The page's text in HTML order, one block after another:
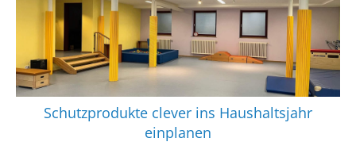
Schutzprodukte clever ins Haushaltsjahr
einplanen